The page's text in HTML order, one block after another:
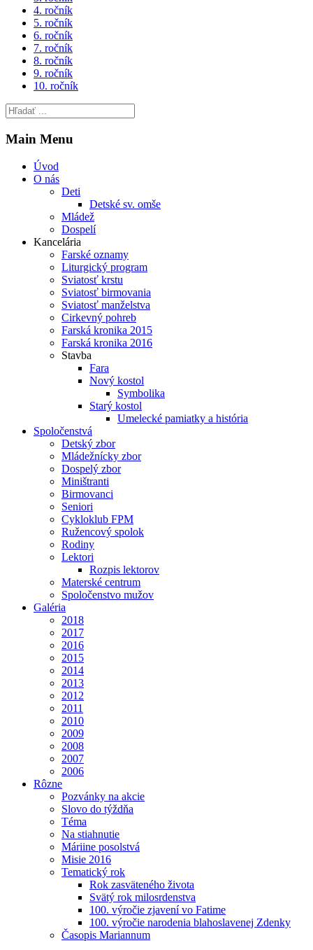
4. ročník
5. ročník
6. ročník
7. ročník
8. ročník
9. ročník
10. ročník
Main Menu
Úvod
O nás
Deti
Detské sv. omše
Mládež
Dospelí
Kancelária
Farské oznamy
Liturgický program
Sviatosť krstu
Sviatosť birmovania
Sviatosť manželstva
Cirkevný pohreb
Farská kronika 2015
Farská kronika 2016
Stavba
Fara
Nový kostol
Symbolika
Starý kostol
Umelecké pamiatky a história
Spoločenstvá
Detský zbor
Mládežnícky zbor
Dospelý zbor
Miništranti
Birmovanci
Seniori
Cykloklub FPM
Ružencový spolok
Rodiny
Lektori
Rozpis lektorov
Materské centrum
Spoločenstvo mužov
Galéria
2018
2017
2016
2015
2014
2013
2012
2011
2010
2009
2008
2007
2006
Rôzne
Pozvánky na akcie
Slovo do týždňa
Téma
Na stiahnutie
Máriine posolstvá
Misie 2016
Tematický rok
Rok zasväteného života
Svätý rok milosrdenstva
100. výročie zjavení vo Fatime
100. výročie narodenia blahoslavenej Zdenky
Časopis Mariannum